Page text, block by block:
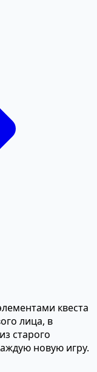
квеста
лица, в
старого
новую игру.